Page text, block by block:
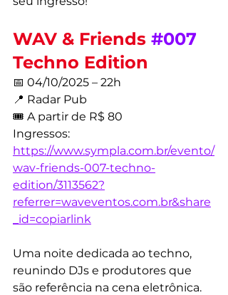
WAV & Friends #007
Techno Edition
📅 04/10/2025 – 22h
📍 Radar Pub
🎟️ A partir de R$ 80
Ingressos:
https://www.sympla.com.br/evento/
wav-friends-007-techno-
edition/3113562?
referrer=waveventos.com.br&share
_id=copiarlink
Uma noite dedicada ao techno,
reunindo DJs e produtores que
são referência na cena eletrônica.